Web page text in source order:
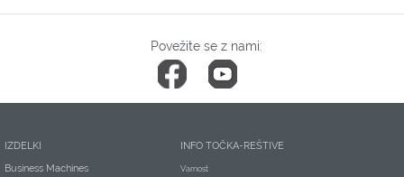
Povežite se z nami:
IZDELKI
Business Machines
INFO TOČKA-REŠTIVE
Varnost